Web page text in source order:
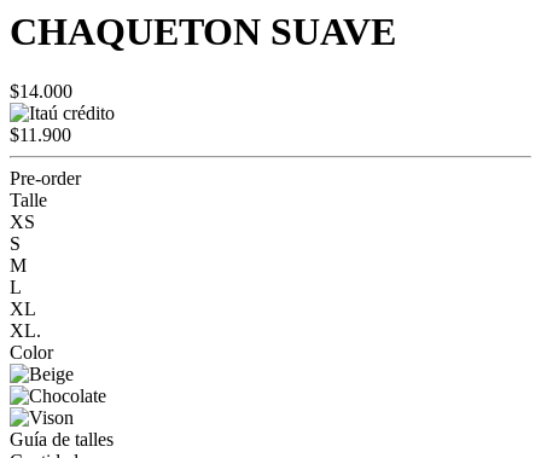
CHAQUETON SUAVE
$14.000
$11.900
Pre-order
Talle
XS
S
M
L
XL
XL.
Color
Guía de talles